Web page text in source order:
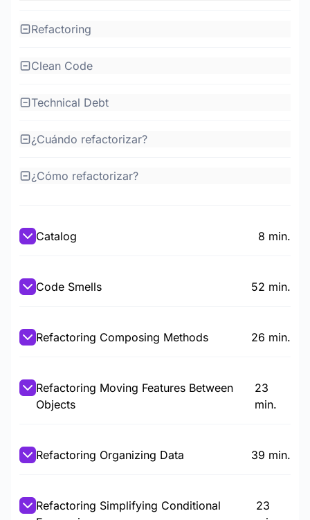
Refactoring
Clean Code
Technical Debt
¿Cuándo refactorizar?
¿Cómo refactorizar?
Catalog 8 min.
Code Smells 52 min.
Refactoring Composing Methods 26 min.
Refactoring Moving Features Between
Objects
23
min.
Refactoring Organizing Data 39 min.
Refactoring Simplifying Conditional
23